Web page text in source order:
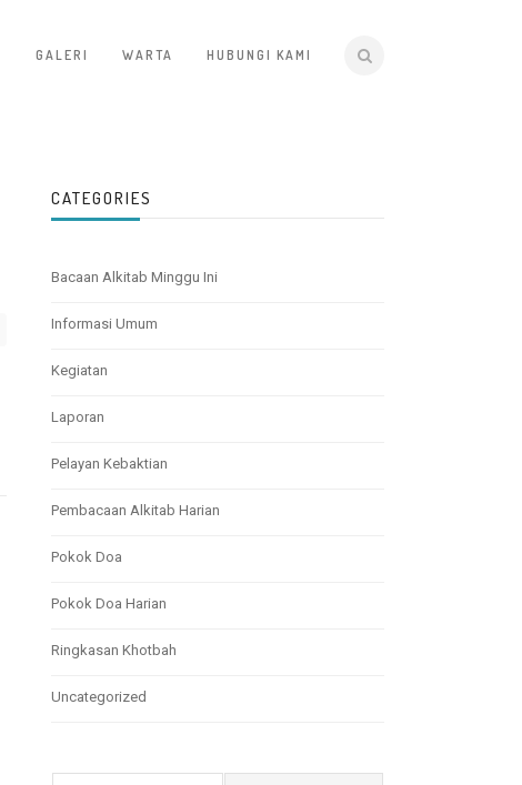
GALERI WARTA HUBUNGI KAMI
CATEGORIES
Bacaan Alkitab Minggu Ini
Informasi Umum
Kegiatan
Laporan
Pelayan Kebaktian
Pembacaan Alkitab Harian
Pokok Doa
Pokok Doa Harian
Ringkasan Khotbah
Uncategorized